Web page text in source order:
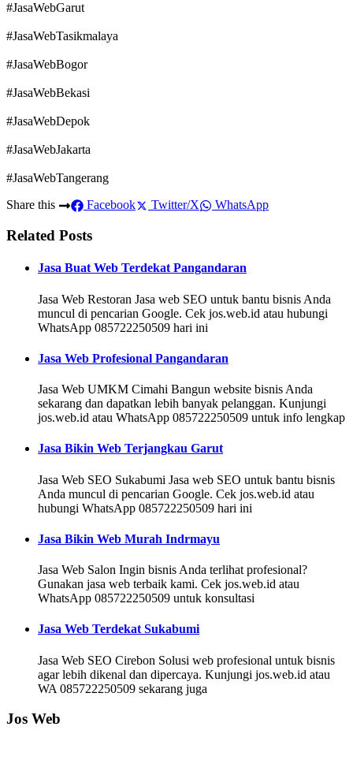
#JasaWebGarut
#JasaWebTasikmalaya
#JasaWebBogor
#JasaWebBekasi
#JasaWebDepok
#JasaWebJakarta
#JasaWebTangerang
Share this
Facebook Twitter/X WhatsApp
Related Posts
Jasa Buat Web Terdekat Pangandaran
Jasa Web Restoran Jasa web SEO untuk bantu bisnis Anda
muncul di pencarian Google. Cek jos.web.id atau hubungi
WhatsApp 085722250509 hari ini
Jasa Web Profesional Pangandaran
Jasa Web UMKM Cimahi Bangun website bisnis Anda
sekarang dan dapatkan lebih banyak pelanggan. Kunjungi
jos.web.id atau WhatsApp 085722250509 untuk info lengkap
Jasa Bikin Web Terjangkau Garut
Jasa Web SEO Sukabumi Jasa web SEO untuk bantu bisnis
Anda muncul di pencarian Google. Cek jos.web.id atau
hubungi WhatsApp 085722250509 hari ini
Jasa Bikin Web Murah Indrmayu
Jasa Web Salon Ingin bisnis Anda terlihat profesional?
Gunakan jasa web terbaik kami. Cek jos.web.id atau
WhatsApp 085722250509 untuk konsultasi
Jasa Web Terdekat Sukabumi
Jasa Web SEO Cirebon Solusi web profesional untuk bisnis
agar lebih dikenal dan dipercaya. Kunjungi jos.web.id atau
WA 085722250509 sekarang juga
Jos Web